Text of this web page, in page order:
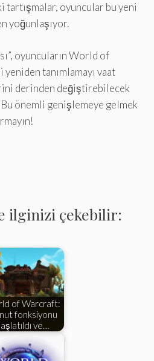
tartışmalar, oyuncular bu yeni
yoğunlaşıyor.
oyuncuların World of
tanımlamayı vaat
derinden değiştirebilecek
önemli genişlemeye gelmek
ilginizi çekebilir:
of Warcraft:
fonksiyonu
ve…